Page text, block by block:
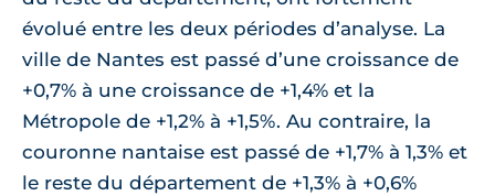
évolué entre les deux périodes d’analyse. La
ville de Nantes est passé d’une croissance de
+0,7% à une croissance de +1,4% et la
Métropole de +1,2% à +1,5%. Au contraire, la
couronne nantaise est passé de +1,7% à 1,3% et
le reste du département de +1,3% à +0,6%